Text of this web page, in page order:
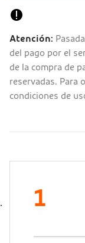
Atención:
del pago por el
de la compra de
reservadas. Para
condiciones de